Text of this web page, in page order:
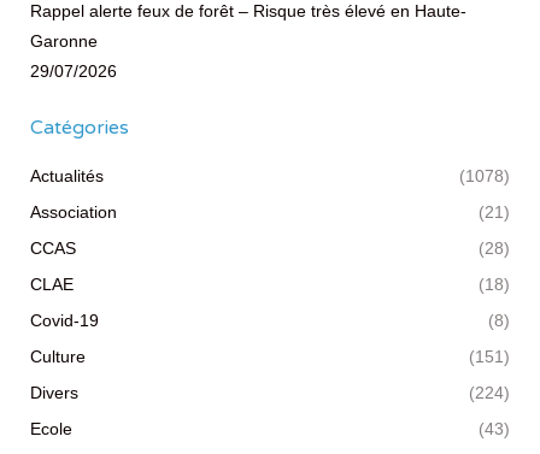
Rappel alerte feux de forêt – Risque très élevé en Haute-
Garonne
29/07/2026
Catégories
Actualités
(1078)
Association
(21)
CCAS
(28)
CLAE
(18)
Covid-19
(8)
Culture
(151)
Divers
(224)
Ecole
(43)